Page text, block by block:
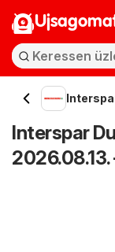
Interspar